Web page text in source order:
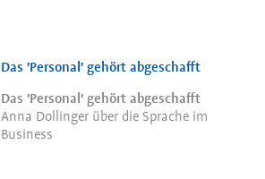
Das 'Personal' gehört abgeschafft
Das 'Personal' gehört abgeschafft
Anna Dollinger über die Sprache im
Business